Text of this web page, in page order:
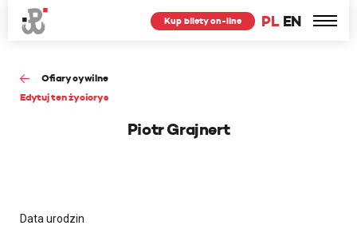
PL EN
Kup bilety on-line
Ofiary cywilne
Edytuj ten życiorys
Piotr Grajnert
Data urodzin